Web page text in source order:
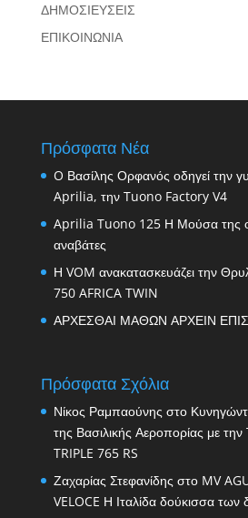
ΔΗΜΟΣΙΕΥΣΕΙΣ
ΕΠΙΚΟΙΝΩΝΙΑ
Πρόσφατα Νέα
O Βασίλης Ορφανός οδηγεί την
Aprilia, την Tuono Factory V4
Aprilia Tuono 125 Η Μούσα της
αναβάτες
Η VOM ανακατασκευάζει την
750 AFRICA TWIN
ΑΡΧΕΣΘΑΙ ΜΑΘΩΝ ΑΡΧΕΙΝ
Πρόσφατα Σχόλια
Νίκος Ραμπαούνης στο
της Βασιλικής Αεροπορίας με
TRIPLE 765 RS
Ζαχαρίας Στεφανίδης στο MV
VELOCE Η Ιταλίδα δούκισσα